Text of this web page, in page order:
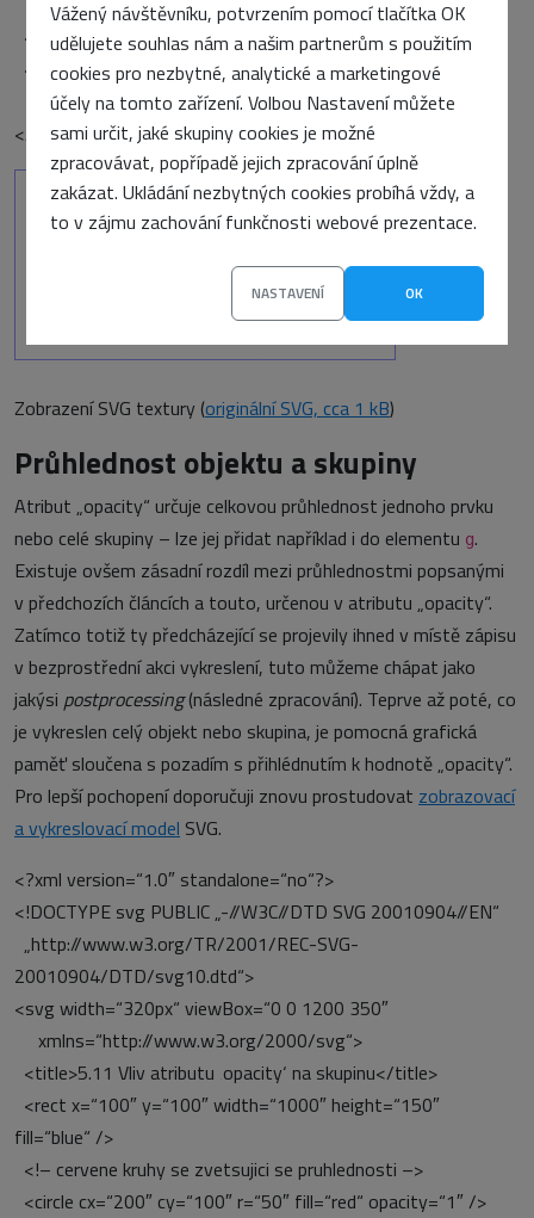
Vážený návštěvníku, potvrzením pomocí tlačítka OK
udělujete souhlas nám a našim partnerům s použitím
cookies pro nezbytné, analytické a marketingové
účely na tomto zařízení. Volbou Nastavení můžete
sami určit, jaké skupiny cookies je možné
zpracovávat, popřípadě jejich zpracování úplně
zakázat. Ukládání nezbytných cookies probíhá vždy, a
to v zájmu zachování funkčnosti webové prezentace.
NASTAVENÍ OK
<!– obrys platna –>
<rect fill=“none“ stroke=“blue“
x=“1″ y=“1″ width=“798″ height=“398″/>
</svg>
Zobrazení SVG textury (originální SVG, cca 1 kB)
Průhlednost objektu a skupiny
Atribut „opacity“ určuje celkovou průhlednost jednoho prvku
nebo celé skupiny – lze jej přidat například i do elementu g.
Existuje ovšem zásadní rozdíl mezi průhlednostmi popsanými
v předchozích článcích a touto, určenou v atributu „opacity“.
Zatímco totiž ty předcházející se projevily ihned v místě zápisu
v bezprostřední akci vykreslení, tuto můžeme chápat jako
jakýsi postprocessing(následné zpracování). Teprve až poté, co
je vykreslen celý objekt nebo skupina, je pomocná grafická
paměť sloučena s pozadím s přihlédnutím k hodnotě „opacity“.
Pro lepší pochopení doporučuji znovu prostudovat zobrazovací
a vykreslovací model SVG.
<?xml version=“1.0″ standalone=“no“?>
<!DOCTYPE svg PUBLIC „-//W3C//DTD SVG 20010904//EN“
„http://www.w3.org/TR/2001/REC-SVG-
20010904/DTD/svg10.dtd“>
<svg width=“320px“ viewBox=“0 0 1200 350″
xmlns=“http://www.w3.org/2000/svg“>
<title>5.11 Vliv atributu ‚opacity‘ na skupinu</title>
<rect x=“100″ y=“100″ width=“1000″ height=“150″
fill=“blue“ />
<!– cervene kruhy se zvetsujici se pruhlednosti –>
<circle cx=“200″ cy=“100″ r=“50″ fill=“red“ opacity=“1″ />